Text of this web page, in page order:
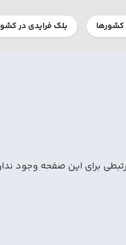
بلک فرایدی در
برای این صفحه وجود